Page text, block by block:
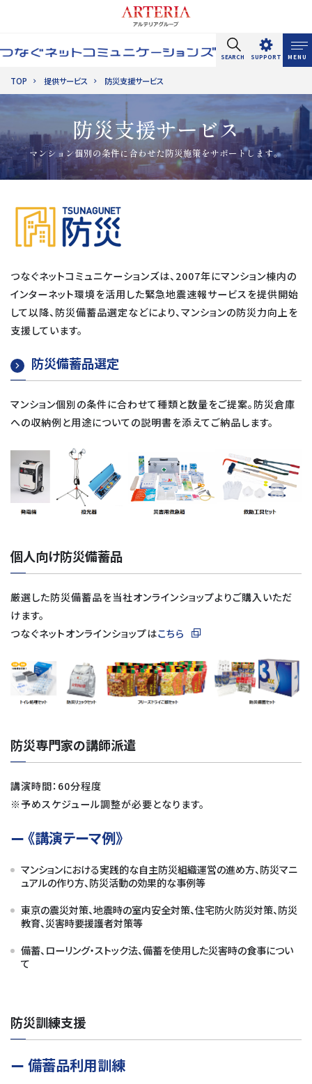
SEARCH SUPPORT MENU
サイト内検索
TOP 提供サービス 防災支援サービス
防災支援サービス
マンション個別の条件に合わせた防災施策をサポートします。
つなぐネットコミュニケーションズは、2007年にマンション棟内の
インターネット環境を活用した緊急地震速報サービスを提供開始
して以降、防災備蓄品選定などにより、マンションの防災力向上を
支援しています。
防災備蓄品選定
マンション個別の条件に合わせて種類と数量をご提案。防災倉庫
への収納例と用途についての説明書を添えてご納品します。
個人向け防災備蓄品
厳選した防災備蓄品を当社オンラインショップよりご購入いただ
けます。
つなぐネットオンラインショップはこちら
防災専門家の講師派遣
講演時間：60分程度
※予めスケジュール調整が必要となります。
《講演テーマ例》
マンションにおける実践的な自主防災組織運営の進め方、防災マニ
ュアルの作り方、防災活動の効果的な事例等
東京の震災対策、地震時の室内安全対策、住宅防火防災対策、防災
教育、災害時要援護者対策等
備蓄、ローリング・ストック法、備蓄を使用した災害時の食事につい
て
防災訓練支援
備蓄品利用訓練